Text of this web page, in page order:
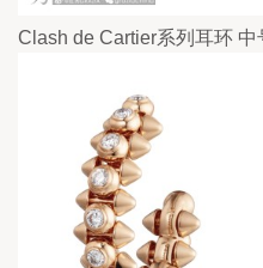
Clash de Cartier系列耳环